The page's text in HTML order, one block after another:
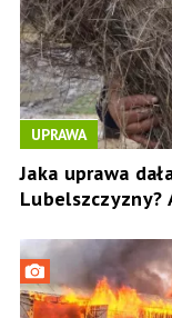
UPRAWA
Jaka uprawa